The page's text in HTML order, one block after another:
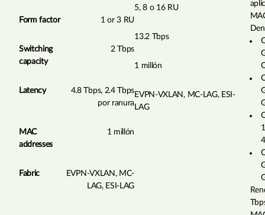
Form factor 1 or 3 RU
Switching
capacity
2 Tbps
Latency
4.8 Tbps, 2.4 Tbps
por ranura
MAC
addresses
1 millón
Fabric
EVPN-VXLAN, MC-
LAG, ESI-LAG
5, 8 o 16 RU
13.2 Tbps
1 millón
EVPN-VXLAN, MC-LAG, ESI-
LAG